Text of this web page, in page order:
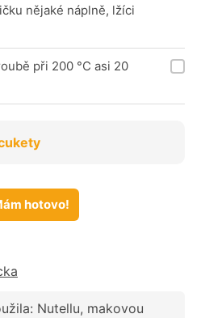
nějaké náplně, lžíci
při 200 °C asi 20
hotovo!
Nutellu, makovou